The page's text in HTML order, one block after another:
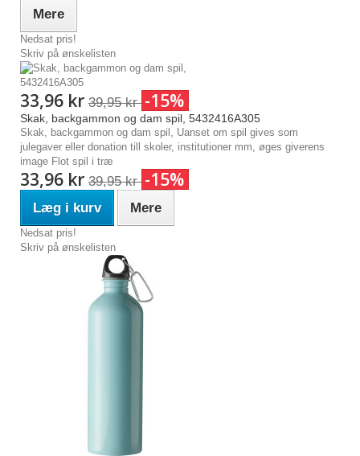
Mere
Nedsat pris!
Skriv på ønskelisten
33,96 kr 39,95 kr -15%
Skak, backgammon og dam spil, 5432416A305
Skak, backgammon og dam spil, Uanset om spil gives som
julegaver eller donation till skoler, institutioner mm, øges giverens
image Flot spil i træ
33,96 kr 39,95 kr -15%
Læg i kurv Mere
Nedsat pris!
Skriv på ønskelisten